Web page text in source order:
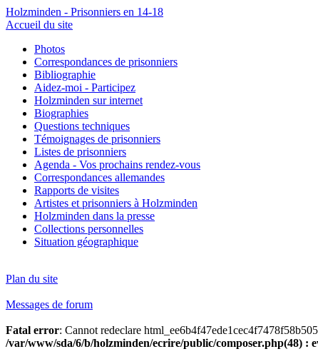
Holzminden - Prisonniers en 14-18
Accueil du site
Photos
Correspondances de prisonniers
Bibliographie
Aidez-moi - Participez
Holzminden sur internet
Biographies
Questions techniques
Témoignages de prisonniers
Listes de prisonniers
Agenda - Vos prochains rendez-vous
Correspondances allemandes
Rapports de visites
Artistes et prisonniers à Holzminden
Holzminden dans la presse
Collections personnelles
Situation géographique
Plan du site
Messages de forum
Fatal error: Cannot redeclare
/var/www/sda/6/b/holzminden/ecrire/public/composer.php(48) :